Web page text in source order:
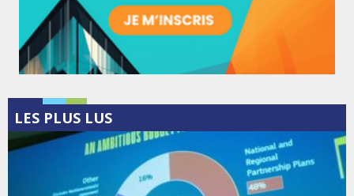
LES PLUS LUS